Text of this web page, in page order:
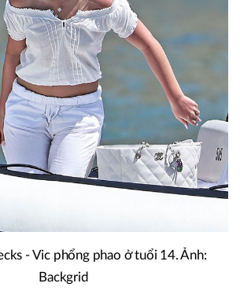
- Vic phổng phao ở tuổi 14. Ảnh:
Backgrid